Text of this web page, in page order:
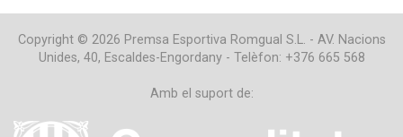
Copyright © 2026 Premsa Esportiva Romgual S.L. - AV. Nacions
Unides, 40, Escaldes-Engordany - Telèfon: +376 665 568
Amb el suport de: